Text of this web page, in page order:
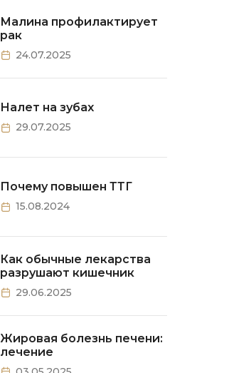
Малина профилактирует
рак
24.07.2025
Налет на зубах
29.07.2025
Почему повышен ТТГ
15.08.2024
Как обычные лекарства
разрушают кишечник
29.06.2025
Жировая болезнь печени:
лечение